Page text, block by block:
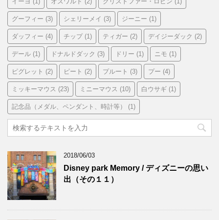
グーフィー (3) シェリーメイ (3) ジーニー (1)
ダッフィー (4) チップ(1) ティガー (2) デイジーダック (2)
デール (1) ドナルドダック (3) ドリー (1) ニモ (1)
ピグレット (2) ピート (2) プルート (3) プー (4)
ミッキーマウス (23) ミニーマウス (10) 白ウサギ (1)
記念品（メダル、ペンダント、時計等） (1)
2018/06/03
Disney park Memory / ディズニーの思い
出（その１１）